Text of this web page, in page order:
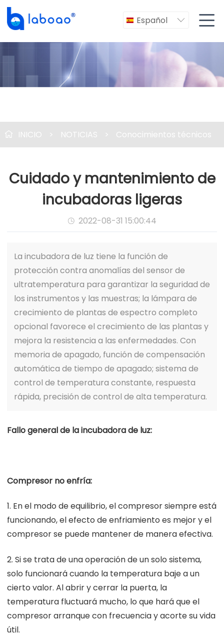
Español  
 INICIO > NOTICIAS > Conocimientos técnicos
Cuidado y mantenimiento de
incubadoras ligeras
 2022-08-31 15:00:44
La incubadora de luz tiene la función de
protección contra anomalías del sensor de
ultratemperatura para garantizar la seguridad de
los instrumentos y las muestras; la lámpara de
crecimiento de plantas de espectro completo
opcional favorece el crecimiento de las plantas y
mejora la resistencia a las enfermedades. Con
memoria de apagado, función de compensación
automática de tiempo de apagado; sistema de
control de temperatura constante, respuesta
rápida, precisión de control de alta temperatura.
Fallo general de la incubadora de luz:
Compresor no enfría:
1. En el modo de equilibrio, el compresor siempre está
funcionando, el efecto de enfriamiento es mejor y el
compresor se puede mantener de manera efectiva.
2. Si se trata de una operación de un solo sistema,
solo funcionará cuando la temperatura baje a un
cierto valor. Al abrir y cerrar la puerta, la
temperatura fluctuará mucho, lo que hará que el
compresor arranque con frecuencia y acorte su vida
útil.